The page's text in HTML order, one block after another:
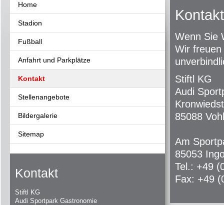
Home
Stadion
Fußball
Anfahrt und Parkplätze
Kontakt
Stellenangebote
Bildergalerie
Sitemap
Kontakt
Stiftl KG
Audi Sportpark Gastronomie
Kontakt
Wenn Sie
Wir
Stiftl KG
Audi
85088
Am
85053
Tel.: +49
Fax: +49